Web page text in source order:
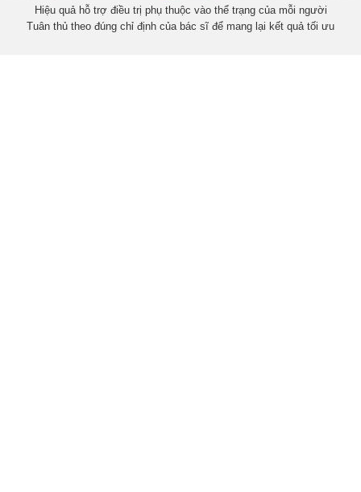
Hiệu quả hỗ trợ điều trị phụ thuộc vào thể trạng của mỗi người
Tuân thủ theo đúng chỉ định của bác sĩ để mang lại kết quả tối ưu